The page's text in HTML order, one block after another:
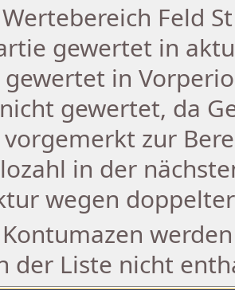
Wertebereich Feld
gewertet in
gewertet in
gewertet, da
vorgemerkt zur
in der
wegen
Kontumazen
der Liste nicht